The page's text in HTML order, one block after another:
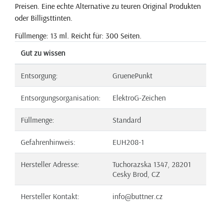
Preisen. Eine echte Alternative zu teuren Original Produkten
oder Billigsttinten.
Füllmenge: 13 ml. Reicht für: 300 Seiten.
Gut zu wissen
Entsorgung: GruenePunkt
Entsorgungsorganisation: ElektroG-Zeichen
Füllmenge: Standard
Gefahrenhinweis: EUH208-1
Hersteller Adresse:
Tuchorazska 1347, 28201
Cesky Brod, CZ
Hersteller Kontakt: info@buttner.cz